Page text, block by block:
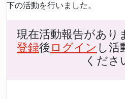
下の活動を行いました。
現在活動報告があり
登録後 ログイン し活
くださ